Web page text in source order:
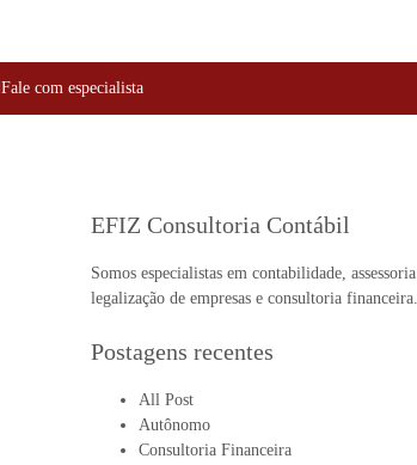
Fale com especialista
EFIZ Consultoria Contábil
Somos especialistas em contabilidade,
legalização de empresas e consultoria financeira.
Postagens recentes
All Post
Autônomo
Consultoria Financeira